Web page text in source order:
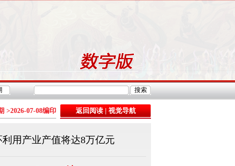
>2026-07-08编印 返回阅读|视觉导航
用产业产值将达8万亿元